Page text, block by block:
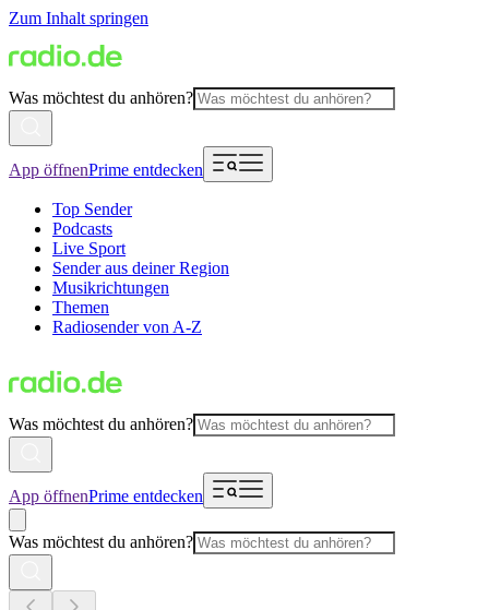
Zum Inhalt springen
Was möchtest du anhören?
App öffnenPrime entdecken
Top Sender
Podcasts
Live Sport
Sender aus deiner Region
Musikrichtungen
Themen
Radiosender von A-Z
Was möchtest du anhören?
App öffnenPrime entdecken
Was möchtest du anhören?